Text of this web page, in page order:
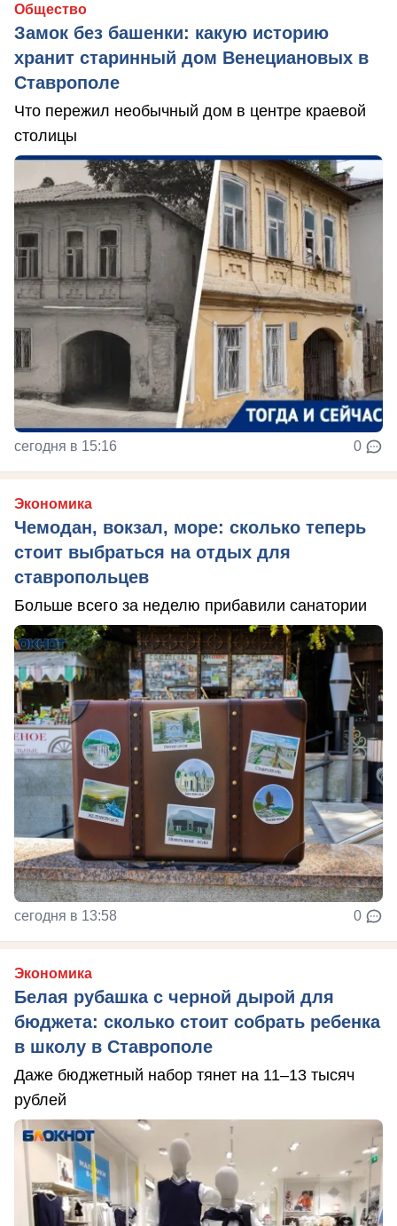
Общество
Замок без башенки: какую историю
хранит старинный дом Венециановых в
Ставрополе
Что пережил необычный дом в центре краевой
столицы
сегодня в 15:16 0
Экономика
Чемодан, вокзал, море: сколько теперь
стоит выбраться на отдых для
ставропольцев
Больше всего за неделю прибавили санатории
сегодня в 13:58 0
Экономика
Белая рубашка с черной дырой для
бюджета: сколько стоит собрать ребенка
в школу в Ставрополе
Даже бюджетный набор тянет на 11–13 тысяч
рублей